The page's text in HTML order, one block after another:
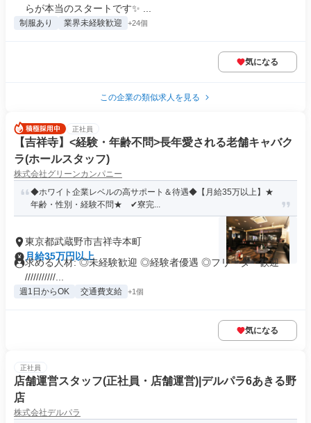
らが本当のスタートです✨ ...
制服あり 業界未経験歓迎 +24個
気になる
この企業の類似求人を見る
正社員
【吉祥寺】<経験・年齢不問>長年愛される老舗キャバク
ラ(ホールスタッフ)
株式会社グリーンカンパニー
◆ホワイト企業レベルの高サポート＆待遇◆【月給35万以上】★
年齢・性別・経験不問★ ✔寮完...
東京都武蔵野市吉祥寺本町
月給35万円以上
求める人材: ◎未経験歓迎 ◎経験者優遇 ◎フリーター歓迎
///////////...
週1日からOK 交通費支給 +1個
気になる
正社員
店舗運営スタッフ(正社員・店舗運営)|デルパラ6あきる野
店
株式会社デルパラ